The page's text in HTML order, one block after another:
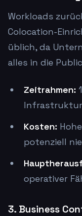
Workloads
Colocation-
üblich, da
alles in die
Zeitrahmen:
Kosten:
potenziell
operativer
3. Business